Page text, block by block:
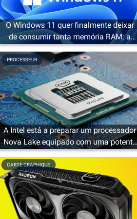
O Windows 11 quer finalmente deixar
de consumir tanta memória RAM: a
Microsoft prepara uma cura de
emagrecimento
A Intel está a preparar um processador
Nova Lake equipado com uma potente
solução gráfica
PROCESSEUR
CARTE GRAPHIQUE